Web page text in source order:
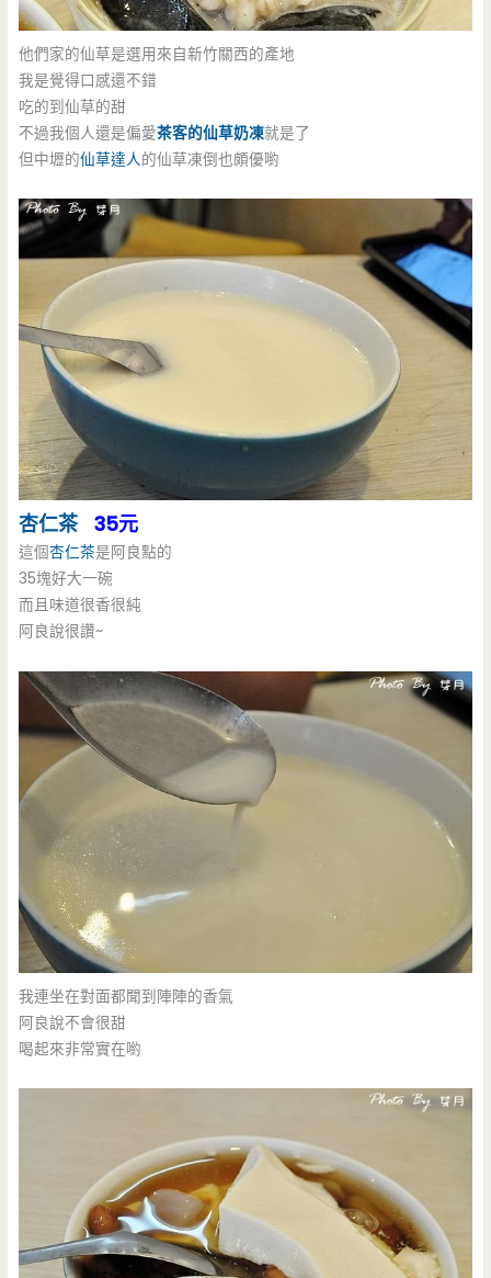
他們家的仙草是選用來自新竹關西的產地
我是覺得口感還不錯
吃的到仙草的甜
不過我個人還是偏愛茶客的仙草奶凍就是了
但中壢的仙草達人的仙草凍倒也頗優喲
杏仁茶35元
這個杏仁茶是阿良點的
35塊好大一碗
而且味道很香很純
阿良說很讚~
我連坐在對面都聞到陣陣的香氣
阿良說不會很甜
喝起來非常實在喲